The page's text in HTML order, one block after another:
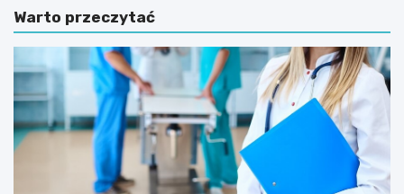
Warto przeczytać